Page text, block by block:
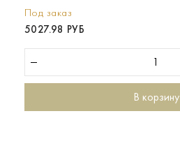
Под заказ
5027.98 РУБ
В корзину